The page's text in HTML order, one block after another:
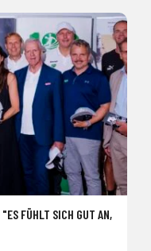
FÜHLT SICH GUT AN,